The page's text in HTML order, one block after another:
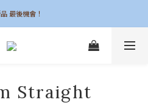
最後機會！
最後機會！
全系列自訂
最後機會！Straight